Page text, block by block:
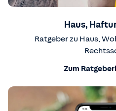
Haus,
Ratgeber zu Haus,
Zum